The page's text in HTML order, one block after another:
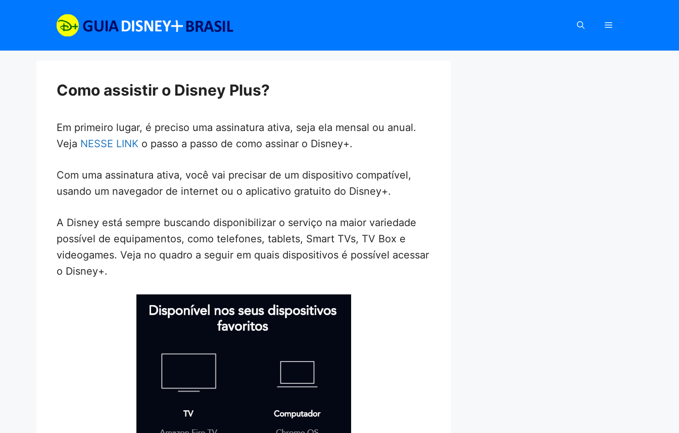
Como assistir o Disney Plus?
Em primeiro lugar, é preciso uma assinatura ativa, seja ela mensal ou anual.
Veja NESSE LINK o passo a passo de como assinar o Disney+.
Com uma assinatura ativa, você vai precisar de um dispositivo compatível,
usando um navegador de internet ou o aplicativo gratuito do Disney+.
A Disney está sempre buscando disponibilizar o serviço na maior variedade
possível de equipamentos, como telefones, tablets, Smart TVs, TV Box e
videogames. Veja no quadro a seguir em quais dispositivos é possível acessar
o Disney+.